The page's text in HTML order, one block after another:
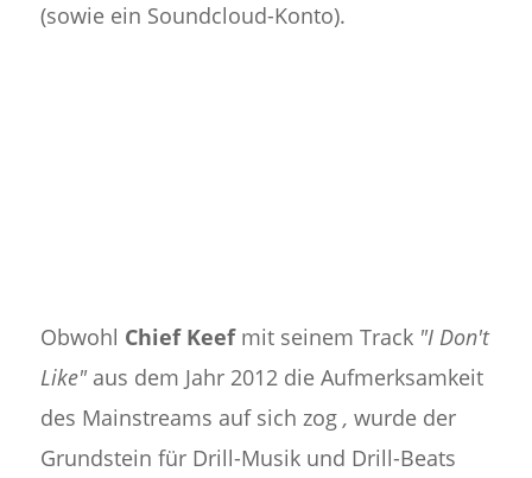
(sowie ein Soundcloud-Konto).
Obwohl Chief Keefmit seinem Track "I Don't
Like"aus dem Jahr 2012 die Aufmerksamkeit
des Mainstreams auf sich zog , wurde der
Grundstein für Drill-Musik und Drill-Beats